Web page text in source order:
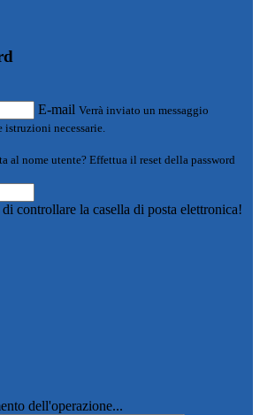
E-mail Verrà inviato un messaggio
necessarie.
al nome utente? Effettua il reset della password
controllare la casella di posta elettronica!
dell'operazione...